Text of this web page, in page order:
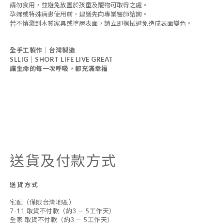
請勿食用，並避免放置於孩童及寵物可取得之處。
孕婦或特殊病患使用前，建議先向專業醫師諮詢。
若不慎濺到木質家具或塗層表面，請立即擦拭避免造成表面變色。
全手工製作｜台灣製造
SLLIG｜SHORT LIFE LIVE GREAT
讓生命的每一次呼吸，都充滿幸福
送貨及付款方式
送貨方式
宅配（僅限台灣地區）
7-11 取貨不付款（約3 — 5工作天）
全家 取貨不付款（約3 — 5工作天）